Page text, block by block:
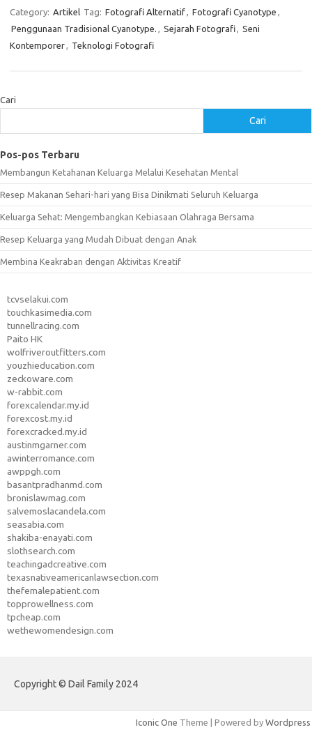
Category: Artikel Tag: Fotografi Alternatif, Fotografi Cyanotype ,
Penggunaan Tradisional Cyanotype. , Sejarah Fotografi, Seni
Kontemporer, Teknologi Fotografi
Cari
Cari
Pos-pos Terbaru
Membangun Ketahanan Keluarga Melalui Kesehatan Mental
Resep Makanan Sehari-hari yang Bisa Dinikmati Seluruh Keluarga
Keluarga Sehat: Mengembangkan Kebiasaan Olahraga Bersama
Resep Keluarga yang Mudah Dibuat dengan Anak
Membina Keakraban dengan Aktivitas Kreatif
tcvselakui.com
touchkasimedia.com
tunnellracing.com
Paito HK
wolfriveroutfitters.com
youzhieducation.com
zeckoware.com
w-rabbit.com
forexcalendar.my.id
forexcost.my.id
forexcracked.my.id
austinmgarner.com
awinterromance.com
awppgh.com
basantpradhanmd.com
bronislawmag.com
salvemoslacandela.com
seasabia.com
shakiba-enayati.com
slothsearch.com
teachingadcreative.com
texasnativeamericanlawsection.com
thefemalepatient.com
topprowellness.com
tpcheap.com
wethewomendesign.com
Copyright © Dail Family 2024
Iconic One Theme | Powered by Wordpress